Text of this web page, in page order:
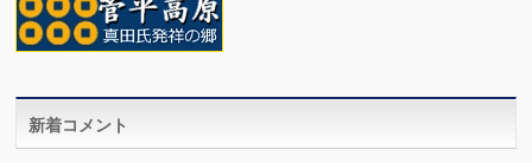
新着コメント